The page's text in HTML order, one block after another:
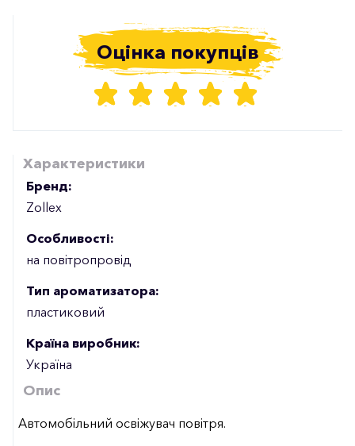
Оцінка покупців
Характеристики
Бренд:
Zollex
Особливості:
на повітропровід
Тип ароматизатора:
пластиковий
Країна виробник:
Україна
Опис
Автомобільний освіжувач повітря.